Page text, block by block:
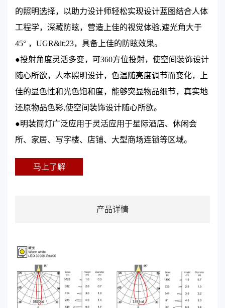
的照明选择，以助力设计师轻松实现设计蓝图结合人体
工程学，深藏防眩，营造上佳的视觉体验,遮光角大于
45° ，UGR&lt;23，具备上佳的防眩效果。
●投射角度灵活多变，可360方位投射，使空间装饰设计
随心所欲，人本照明设计，色温随亮度调节而变化，上
佳的显色性和光色饱和度，能够突显物品细节，真实地
还原物品色彩,使空间装饰设计随心所欲。
●明装筒灯广泛应用于灵活应用于星际酒店、休闲会
所、家居、写字楼、店铺、大型商场连锁等区域。
马上了解
产品详情